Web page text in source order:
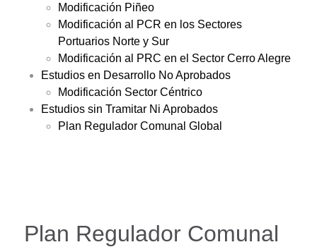
Modificación Piñeo
Modificación al PCR en los Sectores
Portuarios Norte y Sur
Modificación al PRC en el Sector Cerro Alegre
Estudios en Desarrollo No Aprobados
Modificación Sector Céntrico
Estudios sin Tramitar Ni Aprobados
Plan Regulador Comunal Global
Plan Regulador Comunal